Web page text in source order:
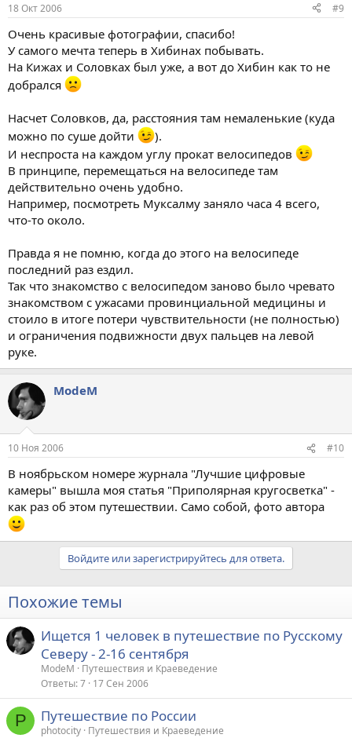
18 Окт 2006 #9
Очень красивые фотографии, спасибо!
У самого мечта теперь в Хибинах побывать.
На Кижах и Соловках был уже, а вот до Хибин как то не
добрался
Насчет Соловков, да, расстояния там немаленькие (куда
можно по суше дойти
).
И неспроста на каждом углу прокат велосипедов
В принципе, перемещаться на велосипеде там
действительно очень удобно.
Например, посмотреть Муксалму заняло часа 4 всего,
что-то около.
Правда я не помню, когда до этого на велосипеде
последний раз ездил.
Так что знакомство с велосипедом заново было чревато
знакомством с ужасами провинциальной медицины и
стоило в итоге потери чувствительности (не полностью)
и ограничения подвижности двух пальцев на левой
руке.
ModeM
10 Ноя 2006 #10
В ноябрьском номере журнала "Лучшие цифровые
камеры" вышла моя статья "Приполярная кругосветка" -
как раз об этом путешествии. Само собой, фото автора
Войдите или зарегистрируйтесь для ответа.
Похожие темы
Ищется 1 человек в путешествие по Русскому
Северу - 2-16 сентября
ModeM
Путешествия и Краеведение
Ответы 7 17 Сен 2006
P Путешествие по России
photocity Путешествия и Краеведение